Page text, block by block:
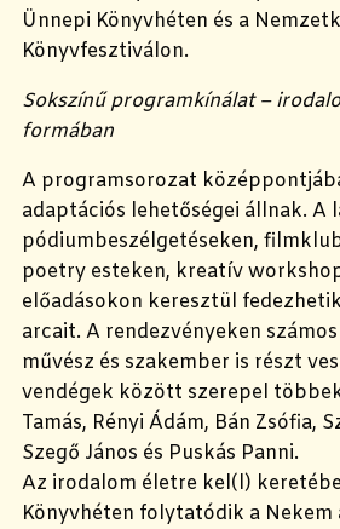
Ünnepi Könyvhéten és a
Könyvfesztiválon.
Sokszínű programkínálat –
formában
A programsorozat
adaptációs lehetőségei állnak. A
pódiumbeszélgetéseken,
poetry esteken, kreatív
előadásokon keresztül
arcait. A rendezvényeken
művész és szakember is részt
vendégek között szerepel
Tamás, Rényi Ádám, Bán Zsófia,
Szegő János és Puskás Panni.
Az irodalom életre kel(l)
Könyvhéten folytatódik a Nekem